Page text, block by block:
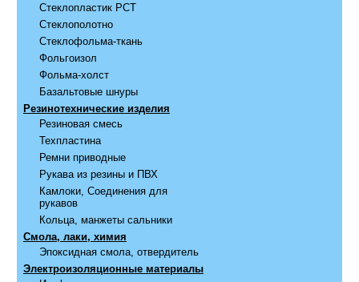
Стеклопластик РСТ
Стеклополотно
Стеклофольма-ткань
Фольгоизол
Фольма-холст
Базальтовые шнуры
Резинотехнические изделия
Резиновая смесь
Техпластина
Ремни приводные
Рукава из резины и ПВХ
Камлоки, Соединения для
рукавов
Кольца, манжеты сальники
Смола, лаки, химия
Эпоксидная смола, отвердитель
Электроизоляционные материалы